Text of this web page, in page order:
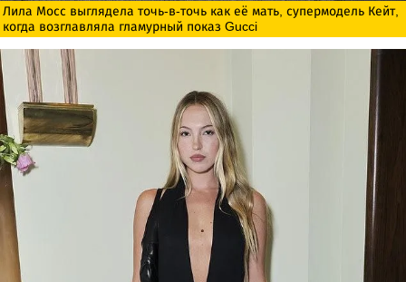
Лила Мосс выглядела точь-в-точь как её мать, супермодель Кейт,
когда возглавляла гламурный показ Gucci